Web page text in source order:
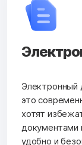
это
хотят
документами
удобно и